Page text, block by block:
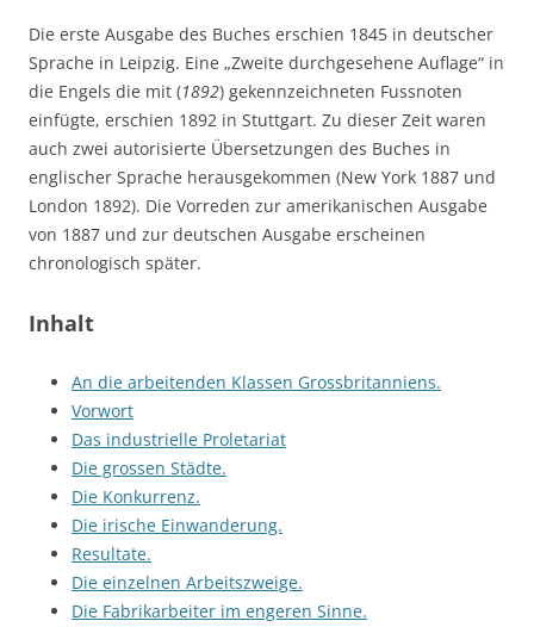
Die erste Ausgabe des Buches erschien 1845 in deutscher
Sprache in Leipzig. Eine „Zweite durchgesehene Auflage“ in
die Engels die mit (1892) gekennzeichneten Fussnoten
einfügte, erschien 1892 in Stuttgart. Zu dieser Zeit waren
auch zwei autorisierte Übersetzungen des Buches in
englischer Sprache herausgekommen (New York 1887 und
London 1892). Die Vorreden zur amerikanischen Ausgabe
von 1887 und zur deutschen Ausgabe erscheinen
chronologisch später.
Inhalt
An die arbeitenden Klassen Grossbritanniens.
Vorwort
Das industrielle Proletariat
Die grossen Städte.
Die Konkurrenz.
Die irische Einwanderung.
Resultate.
Die einzelnen Arbeitszweige.
Die Fabrikarbeiter im engeren Sinne.